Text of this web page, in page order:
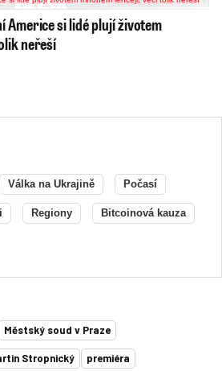
Americe si lidé plují životem
neřeší
Válka na Ukrajině Počasí
Regiony Bitcoinová kauza
Městský soud v Praze
Stropnický premiéra